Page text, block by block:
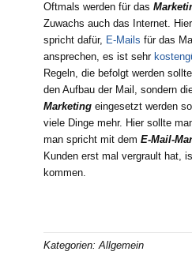
Oftmals werden für das
Zuwachs auch das Internet.
spricht dafür, E-Mails für das
ansprechen, es ist sehr
Regeln, die befolgt werden
den Aufbau der Mail, sondern
Marketing eingesetzt werden
viele Dinge mehr. Hier sollte
man spricht mit dem E-Mail-
Kunden erst mal vergrault hat,
kommen.
Kategorien: Allgemein